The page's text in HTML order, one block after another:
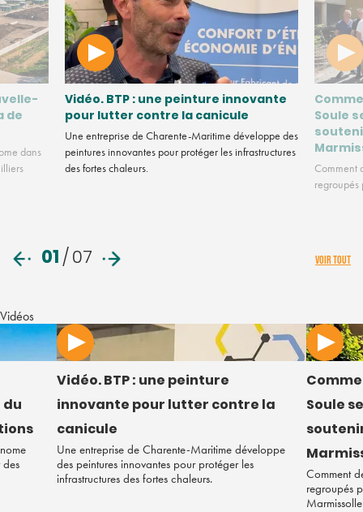
de
dans
Vidéo. BTP : une peinture innovante
pour lutter contre la canicule
Une entreprise de Charente-Maritime développe des
peintures innovantes pour protéger les infrastructures
des fortes chaleurs.
Soule
Comment
regroupés
01/07 VOIR TOUT
Vidéos
des
Vidéo. BTP : une peinture
innovante pour lutter contre la
canicule
Une entreprise de Charente-Maritime développe
des peintures innovantes pour protéger les
infrastructures des fortes chaleurs.
Soule
Comment
regroupés
Marmissolle